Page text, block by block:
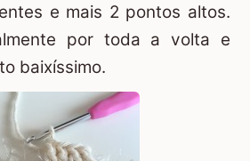
e mais 2 pontos altos.
por toda a volta e
baixíssimo.